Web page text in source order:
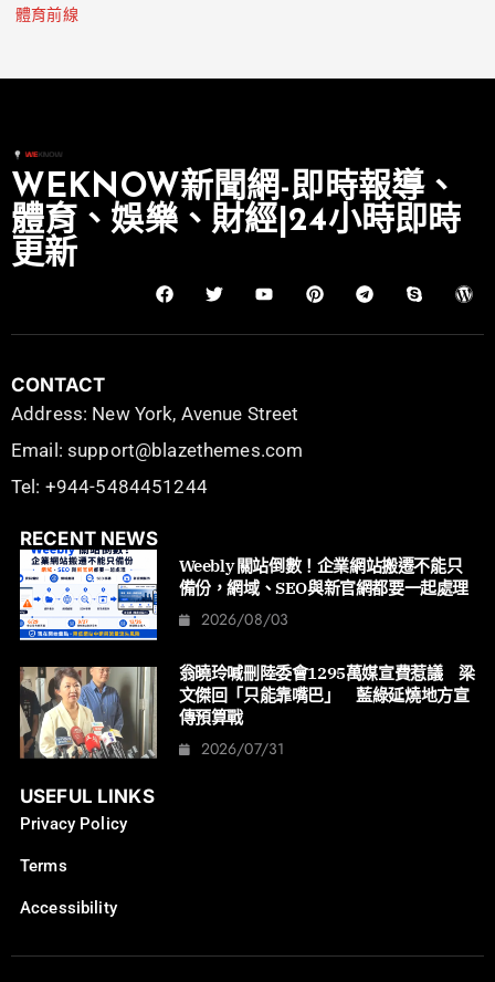
體育前線
WEKNOW新聞網-即時報導、
體育、娛樂、財經|24小時即時
更新
CONTACT
Address: New York, Avenue Street
Email: support@blazethemes.com
Tel: +944-5484451244
RECENT NEWS
Weebly 關站倒數！企業網站搬遷不能只
備份，網域、SEO與新官網都要一起處理
2026/08/03
翁曉玲喊刪陸委會1295萬媒宣費惹議 梁
文傑回「只能靠嘴巴」 藍綠延燒地方宣
傳預算戰
2026/07/31
USEFUL LINKS
Privacy Policy
Terms
Accessibility